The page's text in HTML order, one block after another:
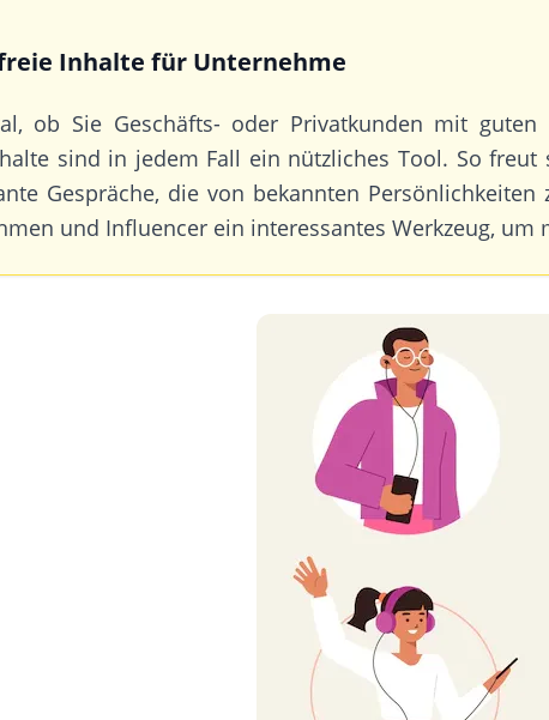
Inhalte für Unternehme
ob Sie Geschäfts- oder Privatkunden mit
sind in jedem Fall ein nützliches Tool. So
Gespräche, die von bekannten
und Influencer ein interessantes Werkzeug, um